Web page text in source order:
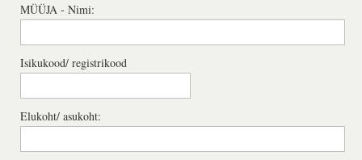
MÜÜJA - Nimi:
Isikukood/ registrikood
Elukoht/ asukoht: